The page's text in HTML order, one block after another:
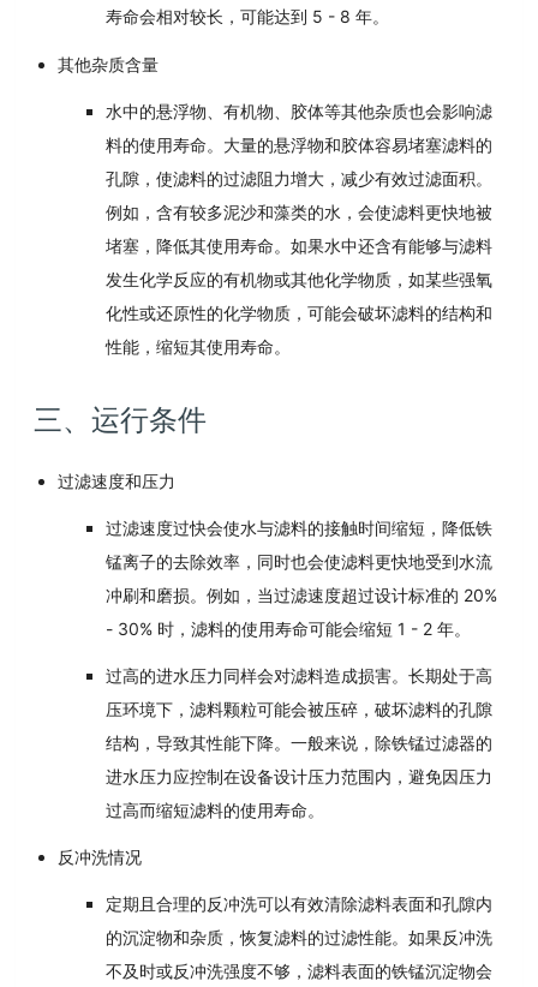
寿命会相对较长，可能达到 5 - 8 年。
其他杂质含量
水中的悬浮物、有机物、胶体等其他杂质也会影响滤
料的使用寿命。大量的悬浮物和胶体容易堵塞滤料的
孔隙，使滤料的过滤阻力增大，减少有效过滤面积。
例如，含有较多泥沙和藻类的水，会使滤料更快地被
堵塞，降低其使用寿命。如果水中还含有能够与滤料
发生化学反应的有机物或其他化学物质，如某些强氧
化性或还原性的化学物质，可能会破坏滤料的结构和
性能，缩短其使用寿命。
三、运行条件
过滤速度和压力
过滤速度过快会使水与滤料的接触时间缩短，降低铁
锰离子的去除效率，同时也会使滤料更快地受到水流
冲刷和磨损。例如，当过滤速度超过设计标准的 20%
- 30% 时，滤料的使用寿命可能会缩短 1 - 2 年。
过高的进水压力同样会对滤料造成损害。长期处于高
压环境下，滤料颗粒可能会被压碎，破坏滤料的孔隙
结构，导致其性能下降。一般来说，除铁锰过滤器的
进水压力应控制在设备设计压力范围内，避免因压力
过高而缩短滤料的使用寿命。
反冲洗情况
定期且合理的反冲洗可以有效清除滤料表面和孔隙内
的沉淀物和杂质，恢复滤料的过滤性能。如果反冲洗
不及时或反冲洗强度不够，滤料表面的铁锰沉淀物会